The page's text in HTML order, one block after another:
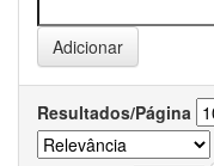
Resultados/Página